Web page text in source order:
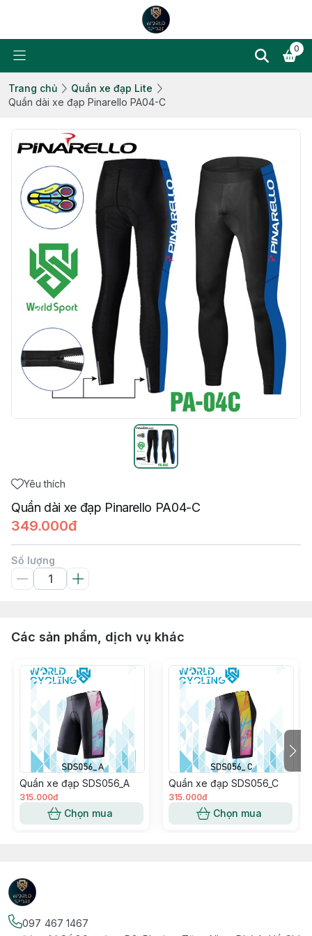
0
Trang chủ
Quần xe đạp Lite
Quần dài xe đạp Pinarello PA04-C
Yêu thích
Quần dài xe đạp Pinarello PA04-C
349.000đ
Số lượng
Các sản phẩm, dịch vụ khác
Quần xe đạp SDS056_A
315.000đ
Chọn mua
Quần xe đạp SDS056_C
315.000đ
Chọn mua
097 467 1467